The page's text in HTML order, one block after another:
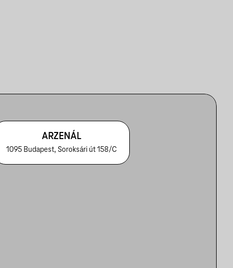
ARZENÁL
1095 Budapest, Soroksári út 158/C